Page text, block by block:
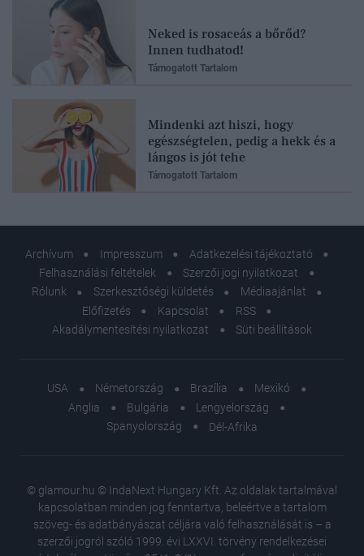
Neked is rosaceás a bőrőd?
Innen tudhatod!
Támogatott Tartalom
Mindenki azt hiszi, hogy
egészségtelen, pedig a hekk és a
lángos is jót tehe
Támogatott Tartalom
Archívum Impresszum
Adatkezelési tájékoztató
Felhasználási feltételek
Szerzői jogi nyilatkozat
Rólunk
Szerkesztőségi küldetés
Médiaajánlat
Előfizetés
Kapcsolat
RSS
Akadálymentesítési nyilatkozat
Süti beállítások
USA Németország Brazília
Mexikó
Anglia
Bulgária
Lengyelország
Spanyolország
Dél-Afrika
© glamour.hu © IndaNext Hungary Kft. Az oldalak tartalmával
kapcsolatban minden jog fenntartva, beleértve a tartalom
szöveg- és adatbányászat céljára való felhasználását is – a
szerzői jogról szóló 1999. évi LXXVI. törvény rendelkezései